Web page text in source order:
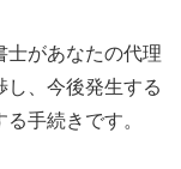
士があなたの代理
し、今後発生する
手続きです。